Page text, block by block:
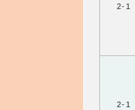
2-1
2-1